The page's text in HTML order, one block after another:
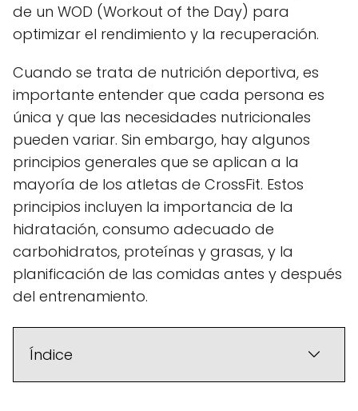
de un WOD (Workout of the Day) para
optimizar el rendimiento y la recuperación.
Cuando se trata de nutrición deportiva, es
importante entender que cada persona es
única y que las necesidades nutricionales
pueden variar. Sin embargo, hay algunos
principios generales que se aplican a la
mayoría de los atletas de CrossFit. Estos
principios incluyen la importancia de la
hidratación, consumo adecuado de
carbohidratos, proteínas y grasas, y la
planificación de las comidas antes y después
del entrenamiento.
Índice